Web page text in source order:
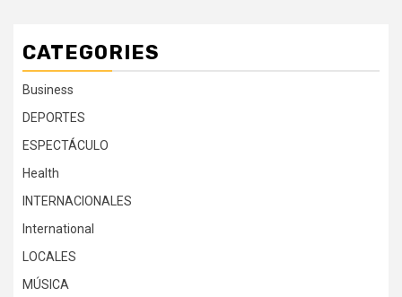
CATEGORIES
Business
DEPORTES
ESPECTÁCULO
Health
INTERNACIONALES
International
LOCALES
MÚSICA